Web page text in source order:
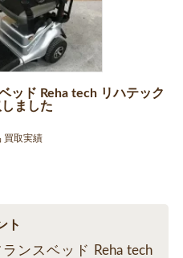
ッド Reha tech リハテック
ました
買取実績
ト
ンスベッド Reha tech